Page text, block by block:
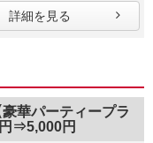
詳細を見る
華パーティープラ
⇒5,000円